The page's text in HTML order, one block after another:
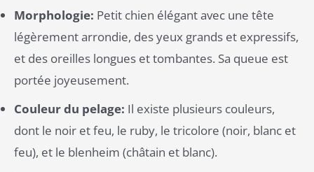
Morphologie: Petit chien élégant avec une tête
légèrement arrondie, des yeux grands et expressifs,
et des oreilles longues et tombantes. Sa queue est
portée joyeusement.
Couleur du pelage: Il existe plusieurs couleurs,
dont le noir et feu, le ruby, le tricolore (noir, blanc et
feu), et le blenheim (châtain et blanc).